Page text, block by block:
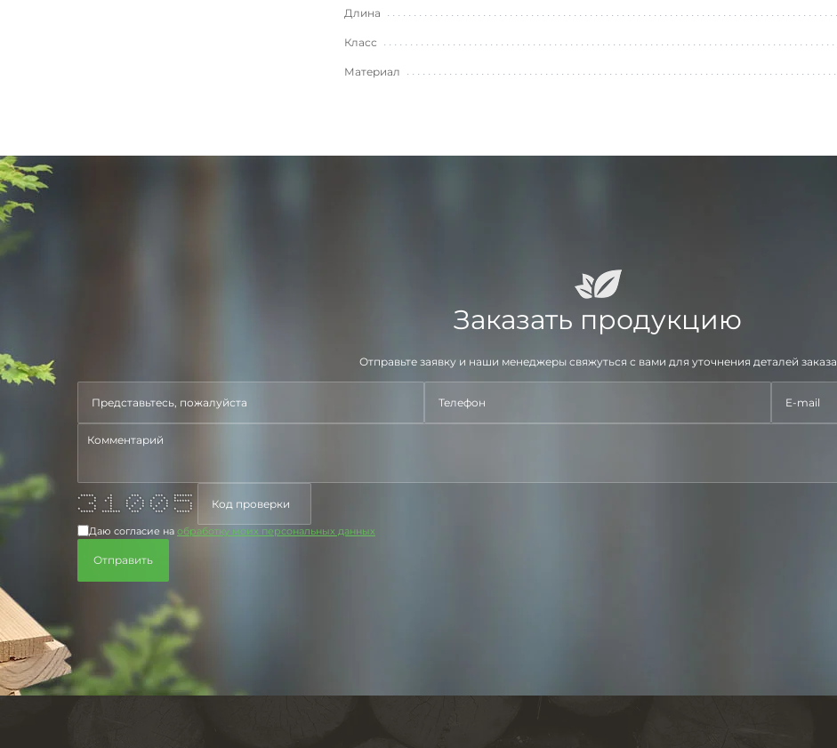
Длина
Класс
Материал
Заказать продукцию
Отправьте заявку и наши менеджеры свяжуться с вами для уточнения деталей заказа
***** * *** *** *******
* * ** * * * * *
* * * * * * * * * ******
** * * * * * * * *
* * * * * * * * *
* * * * * * * * *
***** ******* *** *** *****
Даю согласие на обработку моих персональных данных